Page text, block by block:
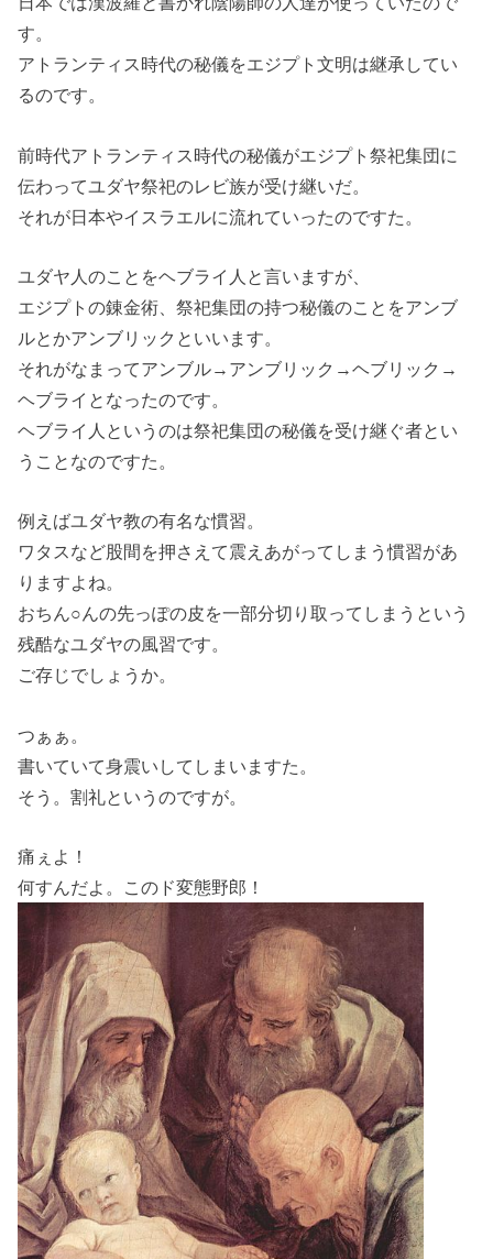
す。
アトランティス時代の秘儀をエジプト文明は継承してい
るのです。
前時代アトランティス時代の秘儀がエジプト祭祀集団に
伝わってユダヤ祭祀のレビ族が受け継いだ。
それが日本やイスラエルに流れていったのですた。
ユダヤ人のことをヘブライ人と言いますが、
エジプトの錬金術、祭祀集団の持つ秘儀のことをアンブ
ルとかアンブリックといいます。
それがなまってアンブル→アンブリック→ヘブリック→
ヘブライとなったのです。
ヘブライ人というのは祭祀集団の秘儀を受け継ぐ者とい
うことなのですた。
例えばユダヤ教の有名な慣習。
ワタスなど股間を押さえて震えあがってしまう慣習があ
りますよね。
おちん○んの先っぽの皮を一部分切り取ってしまうという
残酷なユダヤの風習です。
ご存じでしょうか。
つぁぁ。
書いていて身震いしてしまいますた。
そう。割礼というのですが。
痛ぇよ！
何すんだよ。このド変態野郎！